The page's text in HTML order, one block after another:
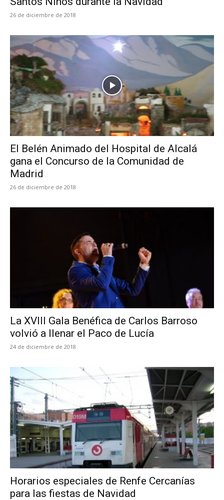
26 de diciembre de 2018
El Belén Animado del Hospital de Alcalá
gana el Concurso de la Comunidad de
Madrid
26 de diciembre de 2018
La XVIII Gala Benéfica de Carlos Barroso
volvió a llenar el Paco de Lucía
24 de diciembre de 2018
Horarios especiales de Renfe Cercanías
para las fiestas de Navidad